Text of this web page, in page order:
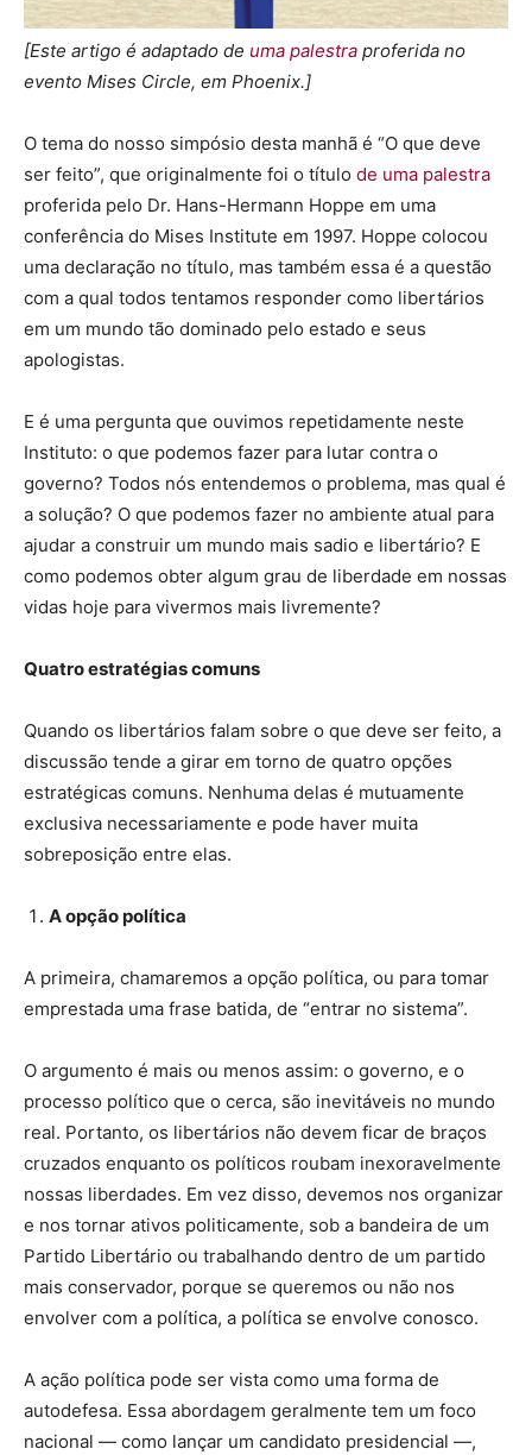
[Este artigo é adaptado de uma palestra proferida no
evento Mises Circle, em Phoenix.]
O tema do nosso simpósio desta manhã é “O que deve
ser feito”, que originalmente foi o título de uma palestra
proferida pelo Dr. Hans-Hermann Hoppe em uma
conferência do Mises Institute em 1997. Hoppe colocou
uma declaração no título, mas também essa é a questão
com a qual todos tentamos responder como libertários
em um mundo tão dominado pelo estado e seus
apologistas.
E é uma pergunta que ouvimos repetidamente neste
Instituto: o que podemos fazer para lutar contra o
governo? Todos nós entendemos o problema, mas qual é
a solução? O que podemos fazer no ambiente atual para
ajudar a construir um mundo mais sadio e libertário? E
como podemos obter algum grau de liberdade em nossas
vidas hoje para vivermos mais livremente?
Quatro estratégias comuns
Quando os libertários falam sobre o que deve ser feito, a
discussão tende a girar em torno de quatro opções
estratégicas comuns. Nenhuma delas é mutuamente
exclusiva necessariamente e pode haver muita
sobreposição entre elas.
A opção política
A primeira, chamaremos a opção política, ou para tomar
emprestada uma frase batida, de “entrar no sistema”.
O argumento é mais ou menos assim: o governo, e o
processo político que o cerca, são inevitáveis no mundo
real. Portanto, os libertários não devem ficar de braços
cruzados enquanto os políticos roubam inexoravelmente
nossas liberdades. Em vez disso, devemos nos organizar
e nos tornar ativos politicamente, sob a bandeira de um
Partido Libertário ou trabalhando dentro de um partido
mais conservador, porque se queremos ou não nos
envolver com a política, a política se envolve conosco.
A ação política pode ser vista como uma forma de
autodefesa. Essa abordagem geralmente tem um foco
nacional — como lançar um candidato presidencial —,